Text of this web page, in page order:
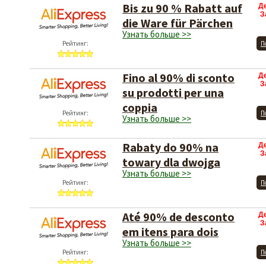
Рейтинг:
Bis zu 90 % Rabatt auf
die Ware für Pärchen
Узнать больше >>
Рейтинг:
Fino al 90% di sconto
su prodotti per una
coppia
Узнать больше >>
Рейтинг:
Rabaty do 90% na
towary dla dwojga
Узнать больше >>
Рейтинг:
Até 90% de desconto
em itens para dois
Узнать больше >>